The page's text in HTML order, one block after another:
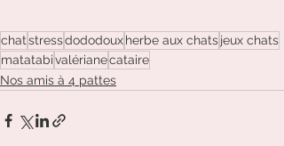
chatstressdododouxherbe aux chatsjeux chats
matatabivalérianecataire
Nos amis à 4 pattes